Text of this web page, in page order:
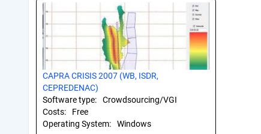
CAPRA CRISIS 2007 (WB, ISDR,
CEPREDENAC)
Software type:
Crowdsourcing/VGI
Costs:
Free
Operating System:
Windows